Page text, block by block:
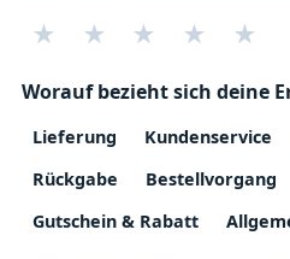
★ ★ ★ ★ ★
Worauf bezieht sich deine
Lieferung Kundenservice
Rückgabe
Bestellvorgang
Gutschein & Rabatt